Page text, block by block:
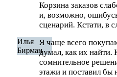
Илья
Бирман
Корзина заказов
и, возможно,
сценарий. Кстати, в
Я чаще всего
думал, как их
сомнительное
этажи и поставил